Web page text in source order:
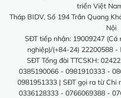
triển Việt
Tháp BIDV, Số 194 Trần Quang
Nội
SĐT tiếp nhận: 19009247 (Cá
nghiệp)/(+84-24) 22200588 -
SĐT Tổng đài TTCSKH:
0385190066 - 0981910333 -
0981951333 | SĐT gọi ra từ Chi
0336128333 - 0766069388 -